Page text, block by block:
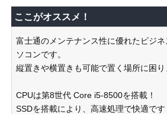
ここがオススメ！
富士通のメンテナンス性に優れたビジ
ソコンです。
縦置きや横置きも可能で置く場所に困り
CPUは第8世代 Core i5-8500を搭載！
SSDを搭載により、高速処理で快適です